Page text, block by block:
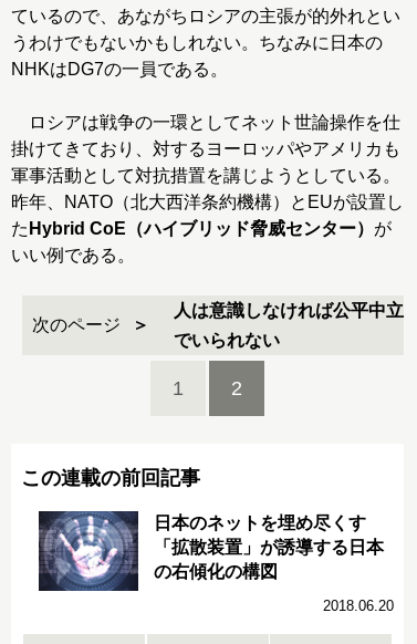
ているので、あながちロシアの主張が的外れとい
うわけでもないかもしれない。ちなみに日本の
NHKはDG7の一員である。
ロシアは戦争の一環としてネット世論操作を仕
掛けてきており、対するヨーロッパやアメリカも
軍事活動として対抗措置を講じようとしている。
昨年、NATO（北大西洋条約機構）とEUが設置し
た Hybrid CoE（ハイブリッド脅威センター） が
いい例である。
次のページ
人は意識しなければ公平中立
でいられない
1 2
この連載の前回記事
日本のネットを埋め尽くす
「拡散装置」が誘導する日本
の右傾化の構図
2018.06.20